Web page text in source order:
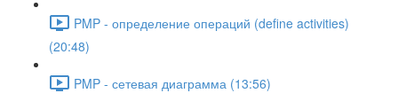
PMP - определение операций (define activities)
(20:48)
PMP - сетевая диаграмма (13:56)